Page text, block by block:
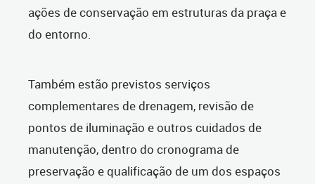
ações de conservação em estruturas da praça e
do entorno.
Também estão previstos serviços
complementares de drenagem, revisão de
pontos de iluminação e outros cuidados de
manutenção, dentro do cronograma de
preservação e qualificação de um dos espaços